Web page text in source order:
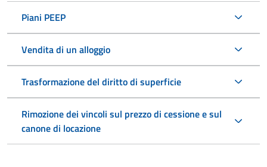
Piani PEEP
Vendita di un alloggio
Trasformazione del diritto di superficie
Rimozione dei vincoli sul prezzo di cessione e sul
canone di locazione